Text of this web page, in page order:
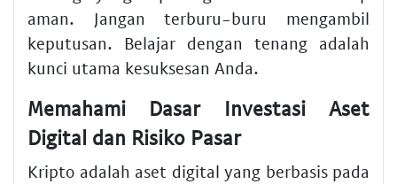
aman. Jangan terburu-buru mengambil
keputusan. Belajar dengan tenang adalah
kunci utama kesuksesan Anda.
Memahami Dasar Investasi Aset
Digital dan Risiko Pasar
Kripto adalah aset digital yang berbasis pada